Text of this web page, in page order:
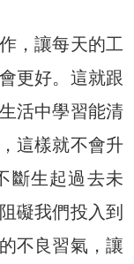
，讓每天的工
更好。這就跟
活中學習能清
這樣就不會升
斷生起過去未
礙我們投入到
不良習氣，讓